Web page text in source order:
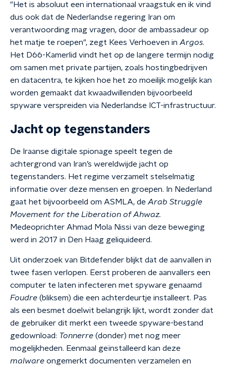
"Het is absoluut een internationaal vraagstuk en ik vind
dus ook dat de Nederlandse regering Iran om
verantwoording mag vragen, door de ambassadeur op
het matje te roepen", zegt Kees Verhoeven in Argos.
Het D66-Kamerlid vindt het op de langere termijn nodig
om samen met private partijen, zoals hostingbedrijven
en datacentra, te kijken hoe het zo moeilijk mogelijk kan
worden gemaakt dat kwaadwillenden bijvoorbeeld
spyware verspreiden via Nederlandse ICT-infrastructuur.
Jacht op tegenstanders
De Iraanse digitale spionage speelt tegen de
achtergrond van Iran’s wereldwijde jacht op
tegenstanders. Het regime verzamelt stelselmatig
informatie over deze mensen en groepen. In Nederland
gaat het bijvoorbeeld om ASMLA, de Arab Struggle
Movement for the Liberation of Ahwaz.
Medeoprichter Ahmad Mola Nissi van deze beweging
werd in 2017 in Den Haag geliquideerd.
Uit onderzoek van Bitdefender blijkt dat de aanvallen in
twee fasen verlopen. Eerst proberen de aanvallers een
computer te laten infecteren met spyware genaamd
Foudre (bliksem) die een achterdeurtje installeert. Pas
als een besmet doelwit belangrijk lijkt, wordt zonder dat
de gebruiker dit merkt een tweede spyware-bestand
gedownload: Tonnerre (donder) met nog meer
mogelijkheden. Eenmaal geïnstalleerd kan deze
malware ongemerkt documenten verzamelen en